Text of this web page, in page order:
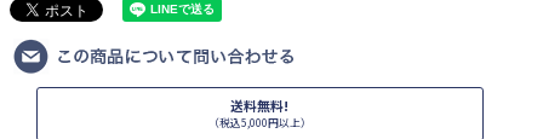
送料無料!
（税込5,000円以上）